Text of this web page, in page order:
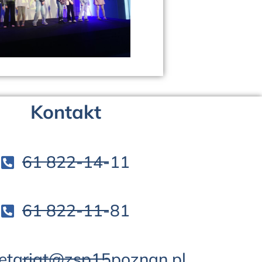
Kontakt
61 822-14-11
61 822-11-81